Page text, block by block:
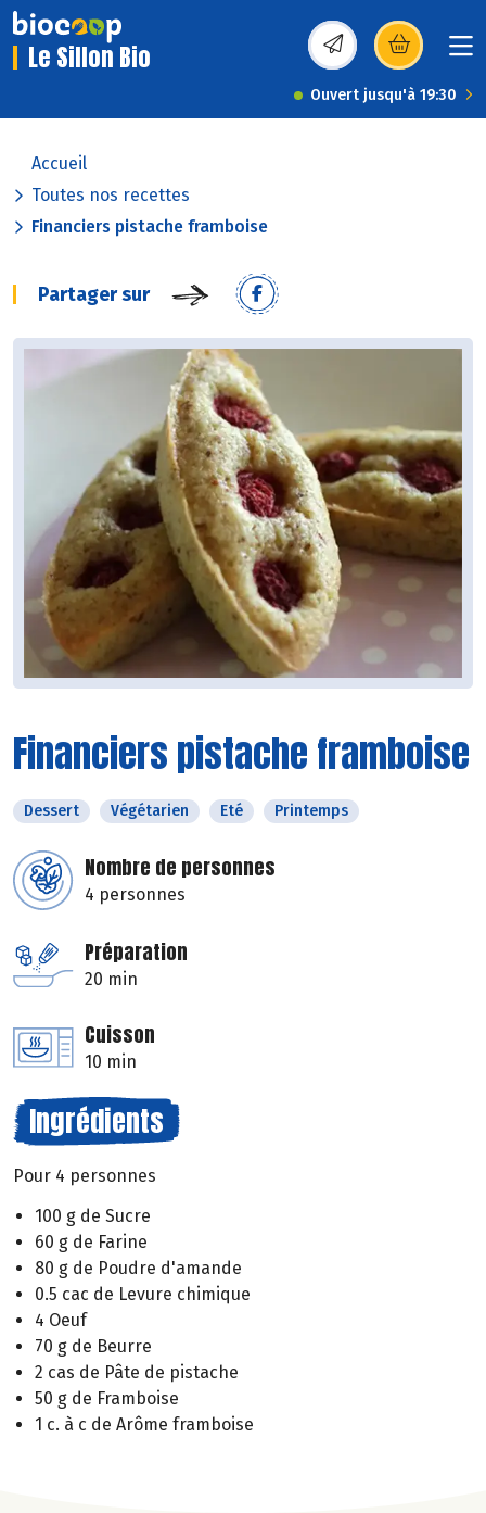
Le Sillon Bio (s’ouvre dans une
Ouvert jusqu'à 19:30
Accueil
Toutes nos recettes
Financiers pistache framboise
Partager sur
Financiers pistache framboise
Dessert Végétarien Eté Printemps
Nombre de personnes
4 personnes
Préparation
20 min
Cuisson
10 min
Ingrédients
Pour 4 personnes
100 g de Sucre
60 g de Farine
80 g de Poudre d'amande
0.5 cac de Levure chimique
4 Oeuf
70 g de Beurre
2 cas de Pâte de pistache
50 g de Framboise
1 c. à c de Arôme framboise